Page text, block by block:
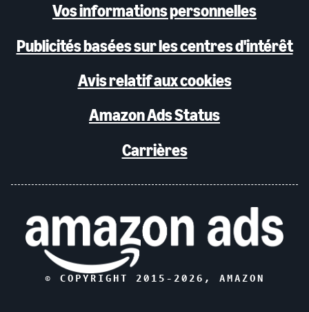
Vos informations personnelles
Publicités basées sur les centres d'intérêt
Avis relatif aux cookies
Amazon Ads Status
Carrières
© COPYRIGHT 2015- 2026 , AMAZON